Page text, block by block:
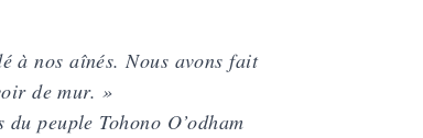
à nos aînés. Nous avons fait
de mur. »
peuple Tohono O’odham